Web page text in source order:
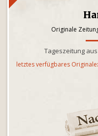
Originale
Tageszeitung
letztes verfügbares